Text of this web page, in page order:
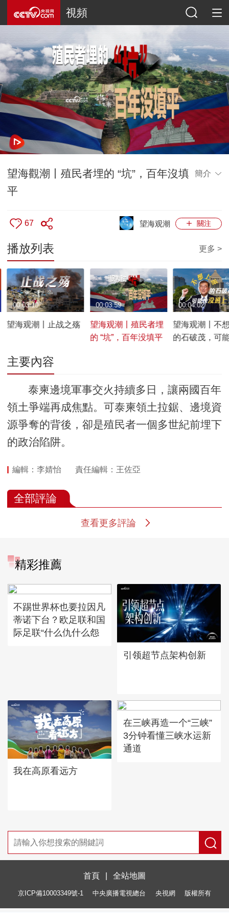
視頻
望海觀潮丨殖民者埋的 “坑”，百年沒填
平
簡介
67 關注
望海观潮
播放列表 更多 >
望海观潮丨止战之殇
00:03:10
望海观潮丨殖民者埋
的 “坑”，百年没填平
00:03:59
望海观潮丨不
的石破茂，可
00:04:02
主要內容
泰柬邊境軍事交火持續多日，讓兩國百年
領土爭端再成焦點。可泰柬領土拉鋸、邊境資
源爭奪的背後，卻是殖民者一個多世紀前埋下
的政治陷阱。
編輯：李婧怡 責任編輯：王佐亞
全部評論
查看更多評論
精彩推薦
不踢世界杯也要拉因凡
蒂诺下台？欧足联和国
际足联“什么仇什么怨
引领超节点架构创新
我在高原看远方
在三峡再造一个“三峡”
3分钟看懂三峡水运新
通道
首頁 全站地圖
京ICP備10003349號-1 中央廣播電視總台 央視網 版權所有